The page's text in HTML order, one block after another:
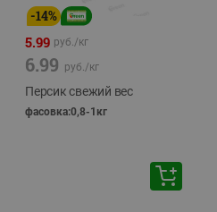
-14%
5.99 руб./кг
6.99 руб./кг
Персик свежий вес
фасовка:0,8-1кг